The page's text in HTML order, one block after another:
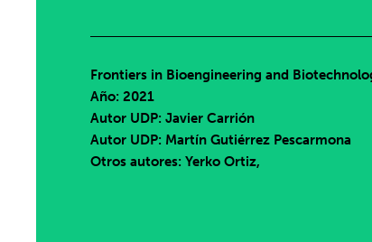
Frontiers in Bioengineering and
Año: 2021
Autor UDP:Javier Carrión
Autor UDP: Martín Gutiérrez Pescarmona
Otros autores: Yerko Ortiz,